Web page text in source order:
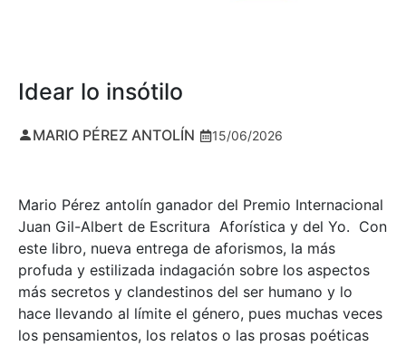
Idear lo insótilo
MARIO PÉREZ ANTOLÍN 15/06/2026
Mario Pérez antolín ganador del Premio Internacional
Juan Gil-Albert de Escritura Aforística y del Yo. Con
este libro, nueva entrega de aforismos, la más
profuda y estilizada indagación sobre los aspectos
más secretos y clandestinos del ser humano y lo
hace llevando al límite el género, pues muchas veces
los pensamientos, los relatos o las prosas poéticas